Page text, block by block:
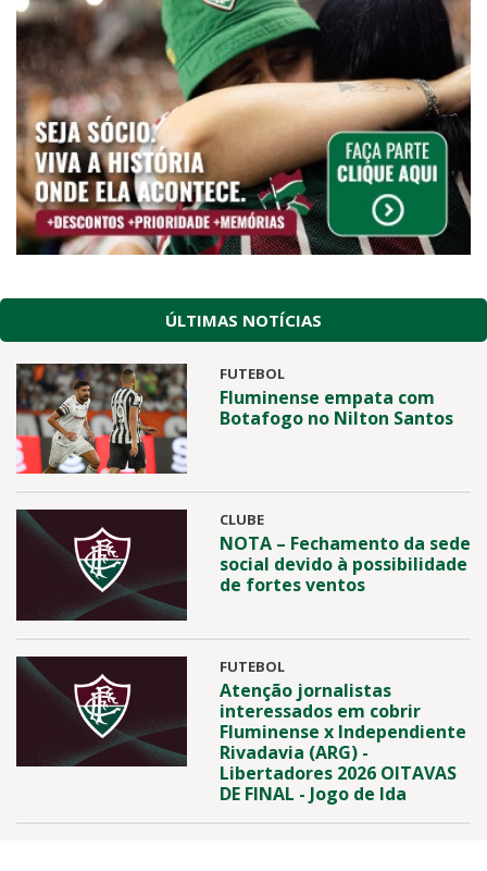
ÚLTIMAS NOTÍCIAS
FUTEBOL
Fluminense empata com
Botafogo no Nilton Santos
CLUBE
NOTA – Fechamento da sede
social devido à possibilidade
de fortes ventos
FUTEBOL
Atenção jornalistas
interessados em cobrir
Fluminense x Independiente
Rivadavia (ARG) -
Libertadores 2026 OITAVAS
DE FINAL - Jogo de Ida